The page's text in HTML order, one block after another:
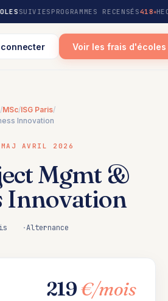
SUIVIES PROGRAMMES RECENSÉS418
Voir les frais d'écoles
/MSc/ISG Paris/
Innovation
MAJ AVRIL 2026
Mgmt &
Innovation
Alternance
219€/mois